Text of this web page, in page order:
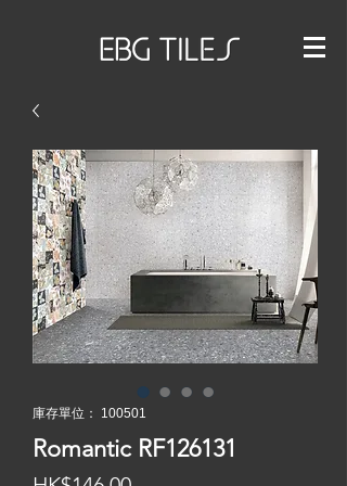
庫存單位： 100501
Romantic RF126131